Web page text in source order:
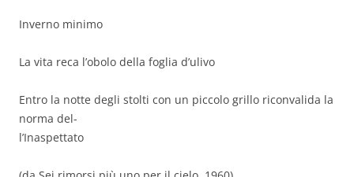
Inverno minimo
La vita reca l’obolo della foglia d’ulivo
Entro la notte degli stolti con un piccolo grillo riconvalida la
norma del-
l’Inaspettato